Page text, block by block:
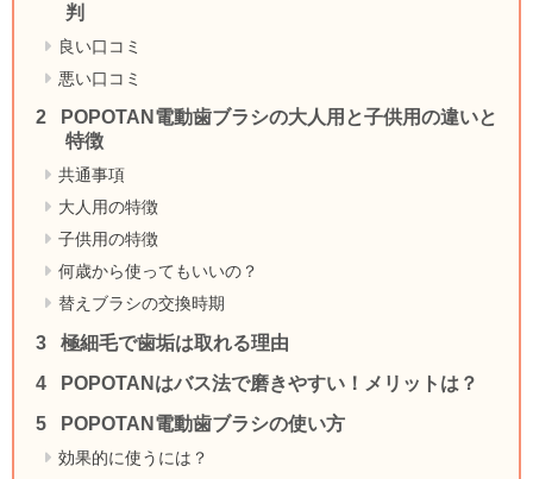
判
良い口コミ
悪い口コミ
POPOTAN電動歯ブラシの大人用と子供用の違いと
特徴
共通事項
大人用の特徴
子供用の特徴
何歳から使ってもいいの？
替えブラシの交換時期
極細毛で歯垢は取れる理由
POPOTANはバス法で磨きやすい！メリットは？
POPOTAN電動歯ブラシの使い方
効果的に使うには？